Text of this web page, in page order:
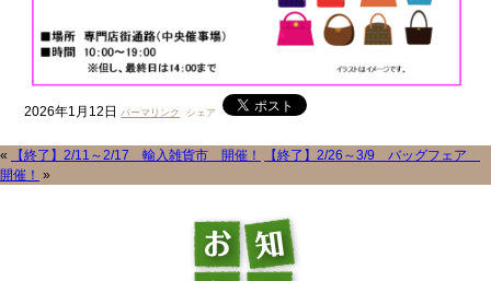
2026年1月12日パーマリンク シェア
« 【終了】2/11～2/17 輸入雑貨市 開催！
【終了】2/26～3/9 バッグフェア
開催！ »